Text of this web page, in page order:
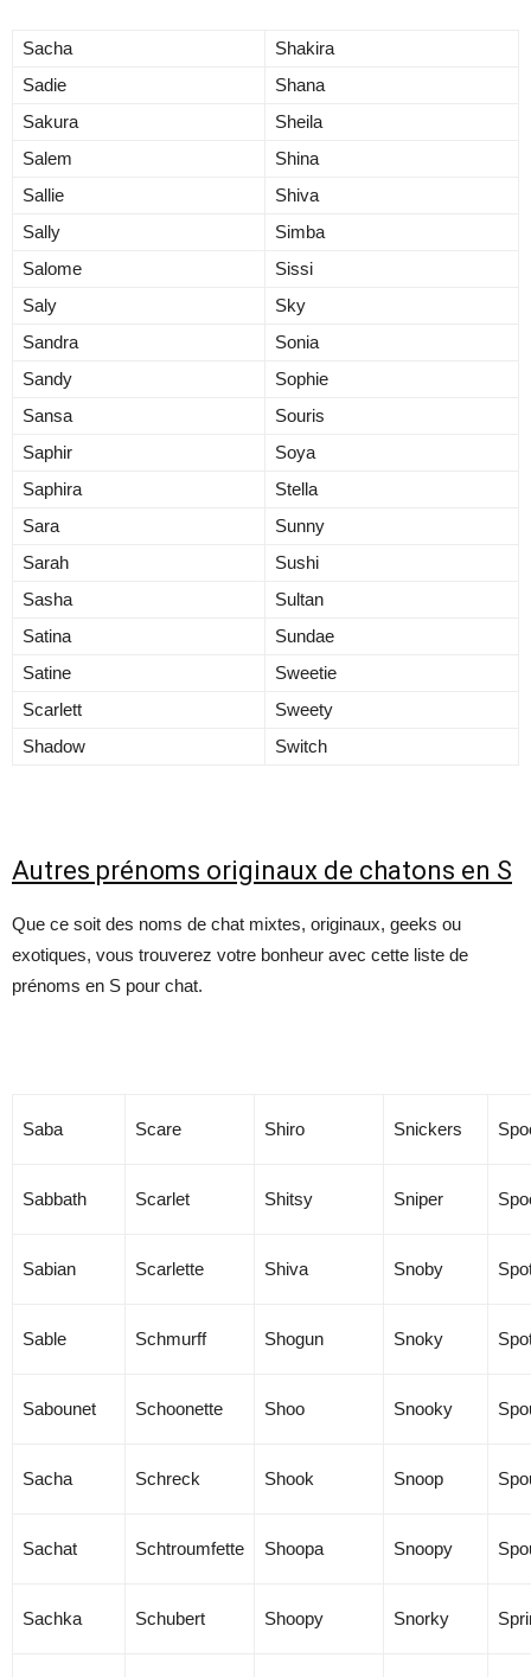
Sacha
Shakira
Sadie
Shana
Sakura
Sheila
Salem
Shina
Sallie
Shiva
Sally
Simba
Salome
Sissi
Saly
Sky
Sandra
Sonia
Sandy
Sophie
Sansa
Souris
Saphir
Soya
Saphira
Stella
Sara
Sunny
Sarah
Sushi
Sasha
Sultan
Satina
Sundae
Satine
Sweetie
Scarlett
Sweety
Shadow
Switch
Autres prénoms originaux de chatons en S
Que ce soit des noms de chat mixtes, originaux, geeks ou
exotiques, vous trouverez votre bonheur avec cette liste de
prénoms en S pour chat.
Saba Scare Shiro Snickers
Sabbath Scarlet Shitsy Sniper
Sabian Scarlette Shiva Snoby
Sable Schmurff Shogun Snoky
Sabounet Schoonette Shoo Snooky
Sacha Schreck Shook Snoop
Sachat Schtroumfette Shoopa Snoopy
Sachka Schubert Shoopy Snorky